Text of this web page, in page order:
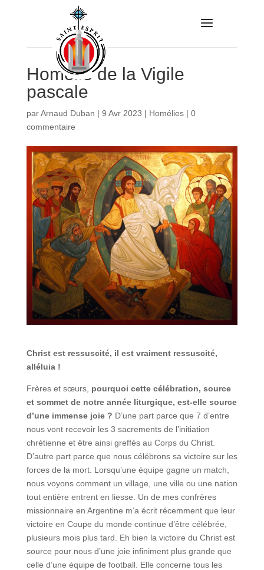
Homélie de la Vigile
pascale
parArnaud Duban | 9 Avr 2023 | Homélies| 0
commentaire
Christ est ressuscité, il est vraiment ressuscité,
alléluia !
Frères et sœurs, pourquoi cette célébration, source
et sommet de notre année liturgique, est-elle source
d’une immense joie ? D’une part parce que 7 d’entre
nous vont recevoir les 3 sacrements de l’initiation
chrétienne et être ainsi greffés au Corps du Christ.
D’autre part parce que nous célébrons sa victoire sur les
forces de la mort. Lorsqu’une équipe gagne un match,
nous voyons comment un village, une ville ou une nation
tout entière entrent en liesse. Un de mes confrères
missionnaire en Argentine m’a écrit récemment que leur
victoire en Coupe du monde continue d’être célébrée,
plusieurs mois plus tard. Eh bien la victoire du Christ est
source pour nous d’une joie infiniment plus grande que
celle d’une équipe de football. Elle concerne tous les